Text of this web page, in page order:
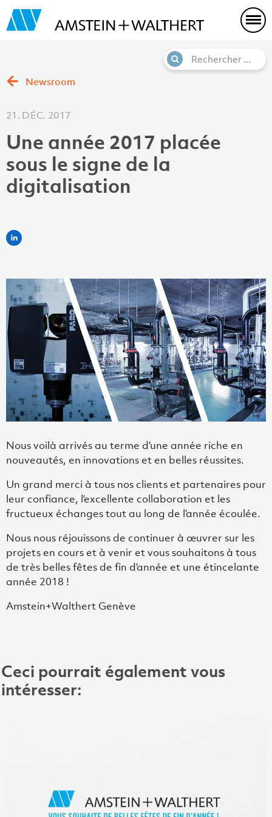
Newsroom
21. DÉC. 2017
Une année 2017 placée
sous le signe de la
digitalisation
Nous voilà arrivés au terme d’une année riche en
nouveautés, en innovations et en belles réussites.
Un grand merci à tous nos clients et partenaires pour
leur confiance, l’excellente collaboration et les
fructueux échanges tout au long de l’année écoulée.
Nous nous réjouissons de continuer à œuvrer sur les
projets en cours et à venir et vous souhaitons à tous
de très belles fêtes de fin d’année et une étincelante
année 2018 !
Amstein+Walthert Genève
Ceci pourrait également vous
intéresser: